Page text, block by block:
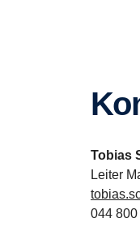
Tobias
Leiter
044